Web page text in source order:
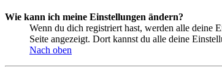
Wie kann ich meine Einstellungen ändern?
Wenn du dich registriert hast, werden alle deine
Seite angezeigt. Dort kannst du alle deine
Nach oben